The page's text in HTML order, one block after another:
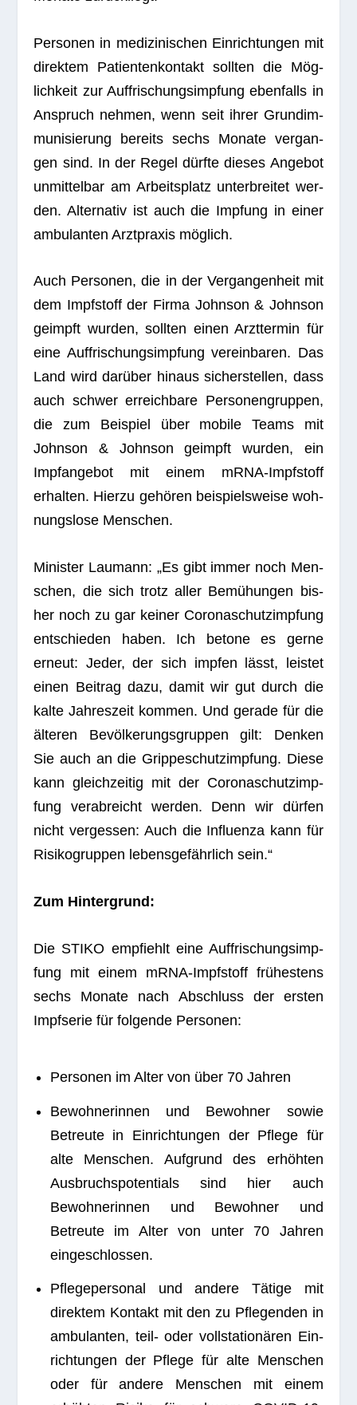
Per­so­nen in medi­zi­ni­schen Ein­rich­tun­gen mit
direk­tem Pati­en­ten­kon­takt soll­ten die Mög­
lich­keit zur Auf­fri­schungs­imp­fung eben­falls in
Anspruch neh­men, wenn seit ihrer Grund­im­
mu­ni­sie­rung bereits sechs Monate ver­gan­
gen sind. In der Regel dürfte die­ses Ange­bot
unmit­tel­bar am Arbeits­platz unter­brei­tet wer­
den. Alter­na­tiv ist auch die Imp­fung in einer
ambu­lan­ten Arzt­pra­xis möglich.
Auch Per­so­nen, die in der Ver­gan­gen­heit mit
dem Impf­stoff der Firma John­son & John­son
geimpft wur­den, soll­ten einen Arzt­ter­min für
eine Auf­fri­schungs­imp­fung ver­ein­ba­ren. Das
Land wird dar­über hin­aus sicher­stel­len, dass
auch schwer erreich­bare Per­so­nen­grup­pen,
die zum Bei­spiel über mobile Teams mit
John­son & John­son geimpft wur­den, ein
Impf­an­ge­bot mit einem mRNA-Impf­stoff
erhal­ten. Hierzu gehö­ren bei­spiels­weise woh­
nungs­lose Menschen.
Minis­ter Lau­mann: „Es gibt immer noch Men­
schen, die sich trotz aller Bemü­hun­gen bis­
her noch zu gar kei­ner Coro­naschutz­imp­fung
ent­schie­den haben. Ich betone es gerne
erneut: Jeder, der sich imp­fen lässt, leis­tet
einen Bei­trag dazu, damit wir gut durch die
kalte Jah­res­zeit kom­men. Und gerade für die
älte­ren Bevöl­ke­rungs­grup­pen gilt: Den­ken
Sie auch an die Grip­pe­schutz­imp­fung. Diese
kann gleich­zei­tig mit der Coro­naschutz­imp­
fung ver­ab­reicht wer­den. Denn wir dür­fen
nicht ver­ges­sen: Auch die Influ­enza kann für
Risi­ko­grup­pen lebens­ge­fähr­lich sein.“
Zum Hin­ter­grund:
Die STIKO emp­fiehlt eine Auf­fri­schungs­imp­
fung mit einem mRNA-Impf­stoff frü­hes­tens
sechs Monate nach Abschluss der ers­ten
Impf­se­rie für fol­gende Personen:
Per­so­nen im Alter von über 70 Jahren
Bewoh­ne­rin­nen und Bewoh­ner sowie
Betreute in Ein­rich­tun­gen der Pflege für
alte Men­schen. Auf­grund des erhöh­ten
Ausbruchs­potentials sind hier auch
Bewoh­ne­rin­nen und Bewoh­ner und
Betreute im Alter von unter 70 Jah­ren
eingeschlossen.
Pfle­ge­per­so­nal und andere Tätige mit
direk­tem Kon­takt mit den zu Pfle­gen­den in
ambu­lan­ten, teil- oder voll­sta­tio­nä­ren Ein­
rich­tun­gen der Pflege für alte Men­schen
oder für andere Men­schen mit einem